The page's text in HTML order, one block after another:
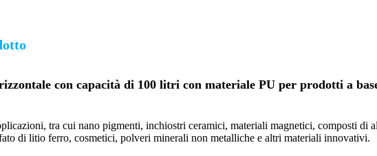
con capacità di 100 litri con materiale PU per prodotti a
tra cui nano pigmenti, inchiostri ceramici, materiali magnetici, composti
di litio ferro, cosmetici, polveri minerali non metalliche e altri materiali innovativi.